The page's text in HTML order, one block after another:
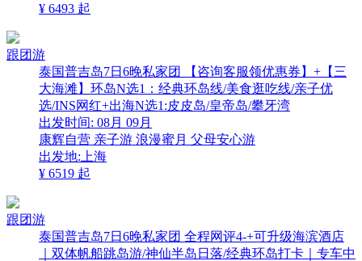
¥ 6493 起
跟团游
泰国普吉岛7日6晚私家团 【咨询客服领优惠券】+【三
大海滩】环岛N选1：经典环岛线/美食逛吃线/亲子优
选/INS网红+出海N选1:皮皮岛/皇帝岛/攀牙湾
出发时间: 08月 09月
康辉自营 亲子游 浪漫蜜月 父母安心游
出发地:上海
¥ 6519 起
跟团游
泰国普吉岛7日6晚私家团 全程网评4-+可升级海滨酒店
｜双体帆船跳岛游/神仙半岛日落/经典环岛打卡｜专车中